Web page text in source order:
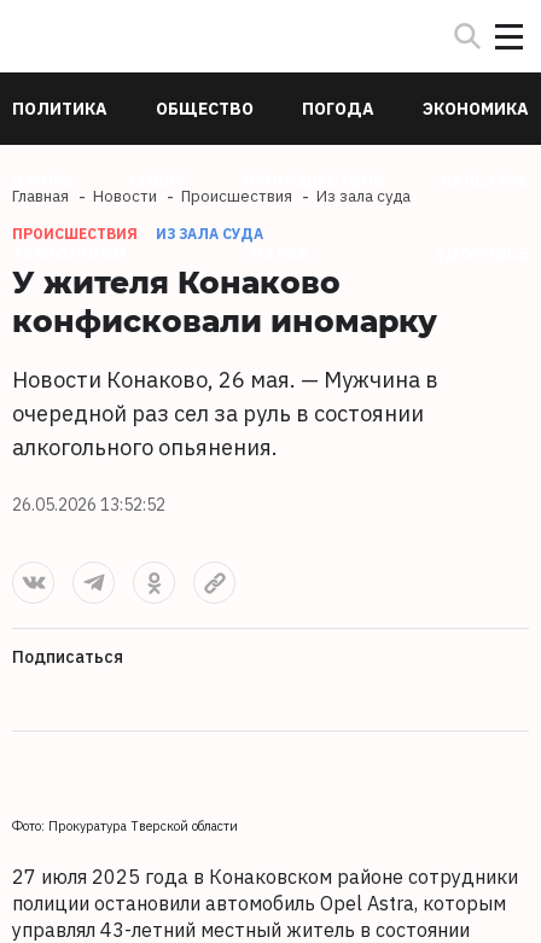
ПОЛИТИКА ОБЩЕСТВО ПОГОДА ЭКОНОМИКА
Главная Новости Происшествия Из зала суда
ПРОИСШЕСТВИЯ ИЗ ЗАЛА СУДА
У жителя Конаково
конфисковали иномарку
Новости Конаково, 26 мая. — Мужчина в
очередной раз сел за руль в состоянии
алкогольного опьянения.
26.05.2026 13:52:52
Подписаться
Фото: Прокуратура Тверской области
27 июля 2025 года в Конаковском районе сотрудники
полиции остановили автомобиль Opel Astra, которым
управлял 43-летний местный житель в состоянии